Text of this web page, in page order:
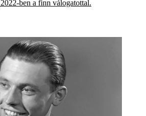
ben a finn válogatottal.